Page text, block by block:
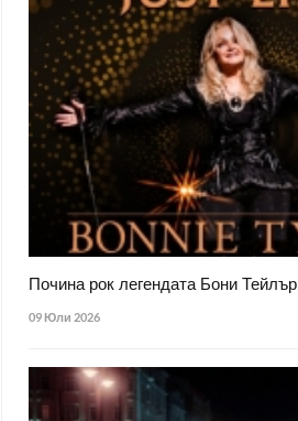
Почина рок легендата Бони Тейлър
09 Юли 2026